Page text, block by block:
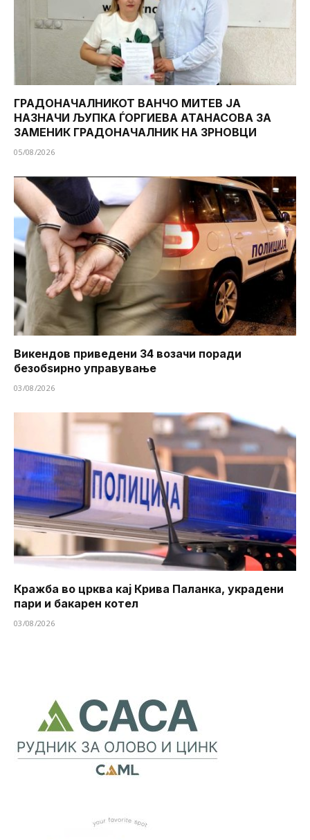
ГРАДОНАЧАЛНИКОТ ВАНЧО МИТЕВ ЈА
НАЗНАЧИ ЉУПКА ЃОРГИЕВА АТАНАСОВА ЗА
ЗАМЕНИК ГРАДОНАЧАЛНИК НА ЗРНОВЦИ
05/08/2026
Викендов приведени 34 возачи поради
безобѕирно управување
03/08/2026
Кражба во црква кај Крива Паланка, украдени
пари и бакарен котел
03/08/2026